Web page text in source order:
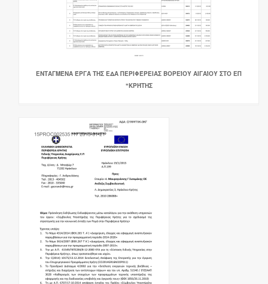
ΕΝΤΑΓΜΈΝΑ ΈΡΓΑ ΤΗΣ ΕΔΑ ΠΕΡΙΦΈΡΕΙΑΣ ΒΟΡΕΊΟΥ ΑΙΓΑΊΟΥ ΣΤΟ ΕΠ
"ΚΡΉΤΗΣ